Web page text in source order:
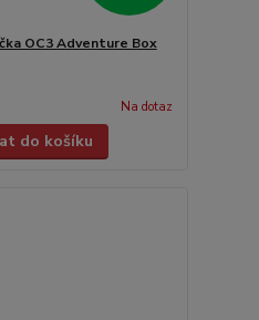
OC3 Adventure Box
Na dotaz
do košíku